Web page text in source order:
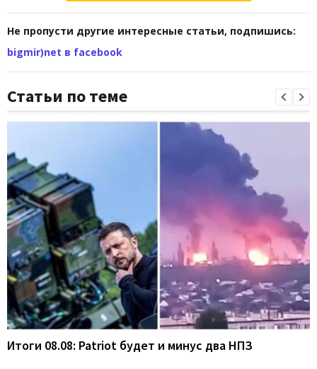
Не пропусти другие интересные статьи, подпишись:
bigmir)net в facebook
Статьи по теме
Итоги 08.08: Patriot будет и минус два НПЗ